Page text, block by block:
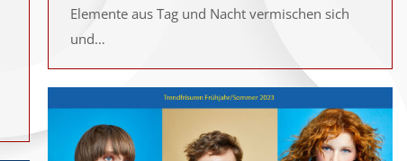
Elemente aus Tag und Nacht vermischen sich
und…